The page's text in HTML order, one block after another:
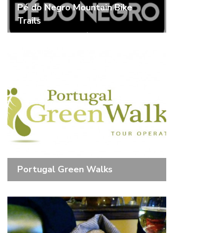
Pé do Negro Mountain Bike
Trails
Portugal Green Walks